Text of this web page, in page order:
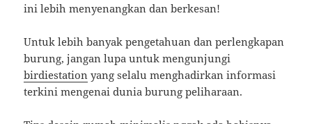
ini lebih menyenangkan dan berkesan!
Untuk lebih banyak pengetahuan dan perlengkapan
burung, jangan lupa untuk mengunjungi
birdiestation yang selalu menghadirkan informasi
terkini mengenai dunia burung peliharaan.